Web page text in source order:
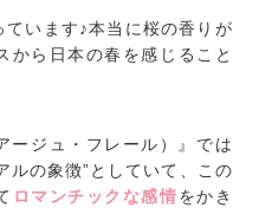
ています♪本当に桜の香りが
から日本の春を感じること
ージュ・フレール）』では
ルの象徴”としていて、この
ロマンチックな感情をかき